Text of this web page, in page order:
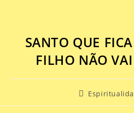
SANTO QUE
FILHO NÃO